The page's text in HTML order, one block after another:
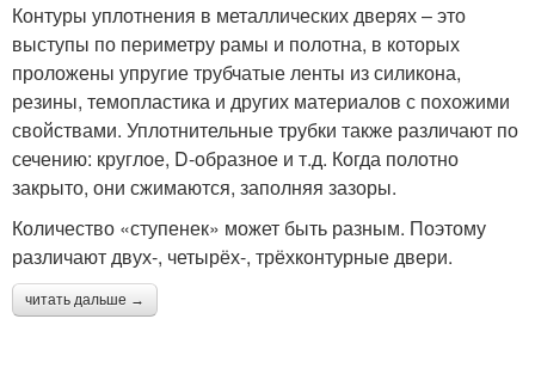
Контуры уплотнения в металлических дверях – это
выступы по периметру рамы и полотна, в которых
проложены упругие трубчатые ленты из силикона,
резины, темопластика и других материалов с похожими
свойствами. Уплотнительные трубки также различают по
сечению: круглое, D-образное и т.д. Когда полотно
закрыто, они сжимаются, заполняя зазоры.
Количество «ступенек» может быть разным. Поэтому
различают двух-, четырёх-, трёхконтурные двери.
читать дальше →